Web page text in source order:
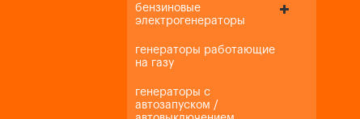
бензиновые
электрогенераторы
генераторы работающие
на газу
генераторы с
автозапуском /